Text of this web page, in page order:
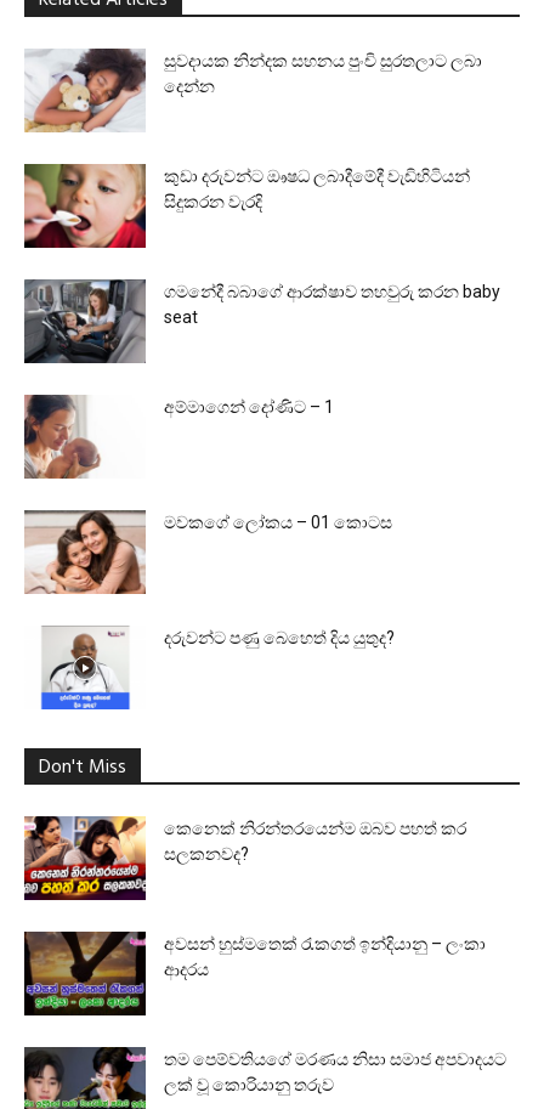
සුවදායක නින්දක සහනය පුංචි සුරතලාට ලබා
දෙන්න
කුඩා දරුවන්ට ඖෂධ ලබාදීමේදී වැඩිහිටියන්
සිදුකරන වැරදි
ගමනේදී බබාගේ ආරක්ෂාව තහවුරු කරන baby
seat
අම්මාගෙන් දෝණිට – 1
මවකගේ ලෝකය – 01 කොටස
දරුවන්ට පණු බෙහෙත් දිය යුතුද?
Don't Miss
කෙනෙක් නිරන්තරයෙන්ම ඔබව පහත් කර
සලකනවද?
අවසන් හුස්මතෙක් රැකගත් ඉන්දියානු – ලංකා
ආදරය
තම පෙම්වතියගේ මරණය නිසා සමාජ අපවාදයට
ලක් වූ කොරියානු තරුව